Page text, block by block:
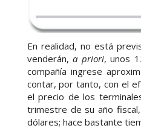
En realidad, no está
venderán,a priori, unos
compañía ingrese
contar, por tanto, con el
el precio de los
trimestre de su año
dólares; hace bastante